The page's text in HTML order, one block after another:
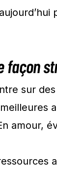
façon
sur
amour,